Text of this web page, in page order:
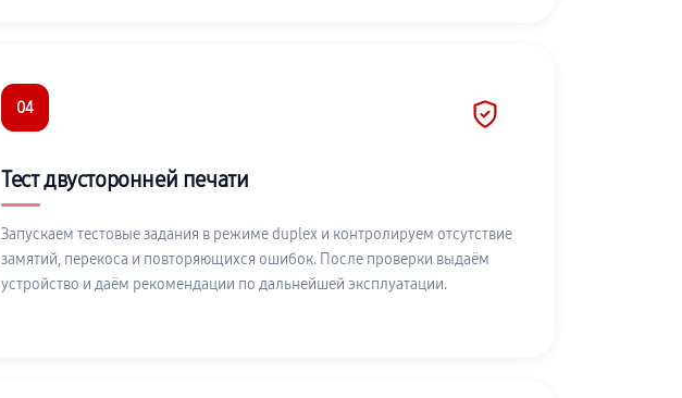
04
Тест двусторонней печати
Запускаем тестовые задания в режиме duplex и контролируем отсутствие
замятий, перекоса и повторяющихся ошибок. После проверки выдаём
устройство и даём рекомендации по дальнейшей эксплуатации.